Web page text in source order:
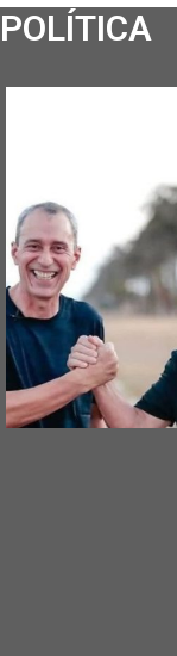
POLÍTICA